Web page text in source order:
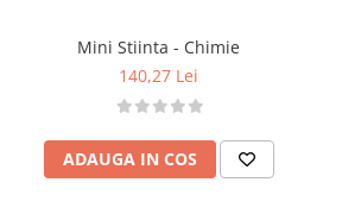
Mini Stiinta - Chimie
140,27 Lei
ADAUGA IN COS